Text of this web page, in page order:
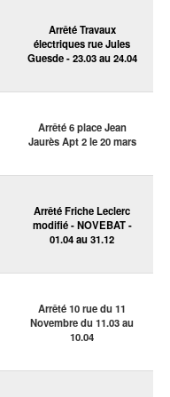
Arrêté Travaux
électriques rue Jules
Guesde - 23.03 au 24.04
Arrêté 6 place Jean
Jaurès Apt 2 le 20 mars
Arrêté Friche Leclerc
modifié - NOVEBAT -
01.04 au 31.12
Arrêté 10 rue du 11
Novembre du 11.03 au
10.04